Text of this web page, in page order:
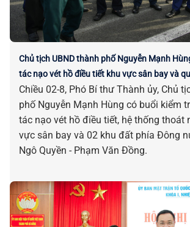
Chủ tịch UBND thành phố Nguyễn Mạnh
tác nạo vét hồ điều tiết khu vực sân bay và
Chiều 02-8, Phó Bí thư Thành ủy, Chủ
phố Nguyễn Mạnh Hùng có buổi kiểm
tác nạo vét hồ điều tiết, hệ thống thoát
vực sân bay và 02 khu đất phía Đông
Ngô Quyền - Phạm Văn Đồng.